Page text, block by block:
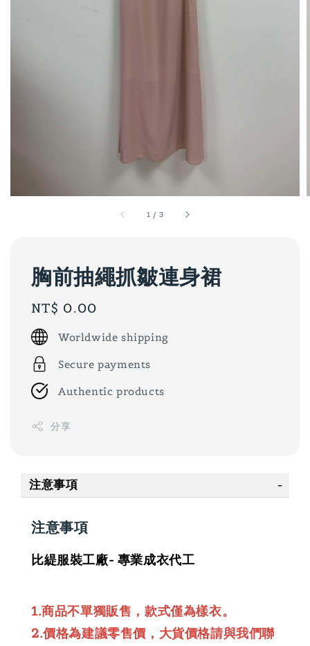
1 / 3
胸前抽繩抓皺連身裙
Regular
price
NT$ 0.00
Worldwide shipping
Secure payments
Authentic products
分享
注意事項
注意事項
比緹服裝工廠- 專業成衣代工
1.商品不單獨販售，款式僅為樣衣。
2.價格為建議零售價，大貨價格請與我們聯